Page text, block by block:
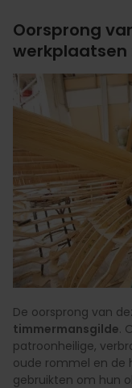
Oorsprong
werkplaatsen
De oorsprong van
timmermansgilde.
patroonheilige,
oude rommel en de
gebruikten om hun